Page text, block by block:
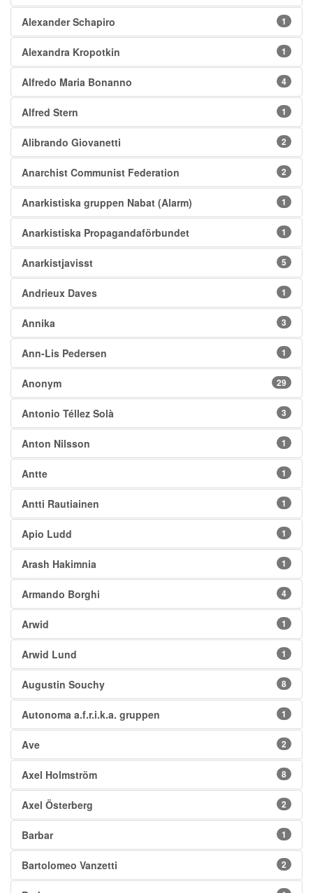
Alexander Schapiro 1
Alexandra Kropotkin 1
Alfredo Maria Bonanno 4
Alfred Stern 1
Alibrando Giovanetti 2
Anarchist Communist Federation 2
Anarkistiska gruppen Nabat (Alarm) 1
Anarkistiska Propagandaförbundet 1
Anarkistjavisst 5
Andrieux Daves 1
Annika 3
Ann-Lis Pedersen 1
Anonym 29
Antonio Téllez Solà 3
Anton Nilsson 1
Antte 1
Antti Rautiainen 1
Apio Ludd 1
Arash Hakimnia 1
Armando Borghi 4
Arwid 1
Arwid Lund 1
Augustin Souchy 8
Autonoma a.f.r.i.k.a. gruppen 1
Ave 2
Axel Holmström 8
Axel Österberg 2
Barbar 1
Bartolomeo Vanzetti 2